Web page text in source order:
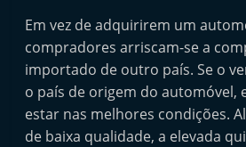
ó
e
l
e
Em vez de adquirirem um
compradores arriscam-se a
importado de outro país. Se o
o país de origem do automóvel,
estar nas melhores condições.
de baixa qualidade, a elevada